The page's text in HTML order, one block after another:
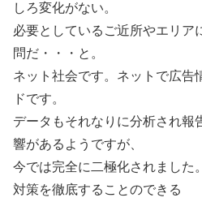
しろ変化がない。
必要としているご近所やエリア
問だ・・・と。
ネット社会です。ネットで広告
ドです。
データもそれなりに分析され報
響があるようですが、
今では完全に二極化されました
対策を徹底することのできる